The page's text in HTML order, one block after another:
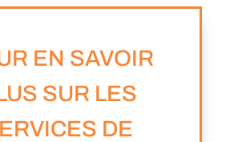
EN SAVOIR
SUR LES
DE